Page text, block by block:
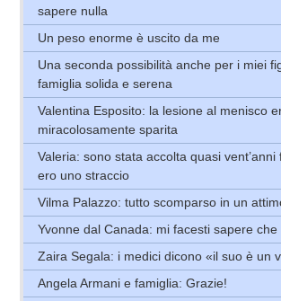
sapere nulla
Un peso enorme è uscito da me
Una seconda possibilità anche per i miei
famiglia solida e serena
Valentina Esposito: la lesione al menisco
miracolosamente sparita
Valeria: sono stata accolta quasi
ero uno straccio
Vilma Palazzo: tutto scomparso in un
Yvonne dal Canada: mi facesti sapere
Zaira Segala: i medici dicono «il suo è un
Angela Armani e famiglia: Grazie!